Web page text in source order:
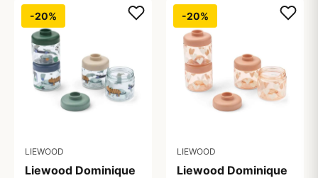
-20%
LIEWOOD
Liewood Dominique
-20%
LIEWOOD
Liewood Dominique